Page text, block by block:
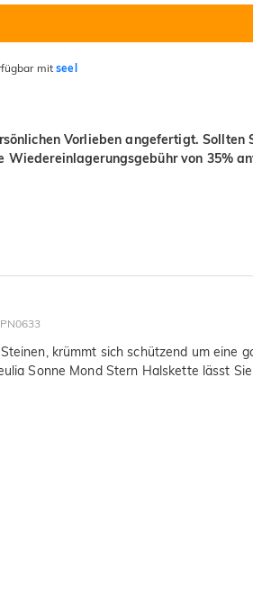
mitseel
Vorlieben angefertigt. Sollten
Wiedereinlagerungsgebühr von 35%
krümmt sich schützend um
Sonne Mond Stern Halskette lässt